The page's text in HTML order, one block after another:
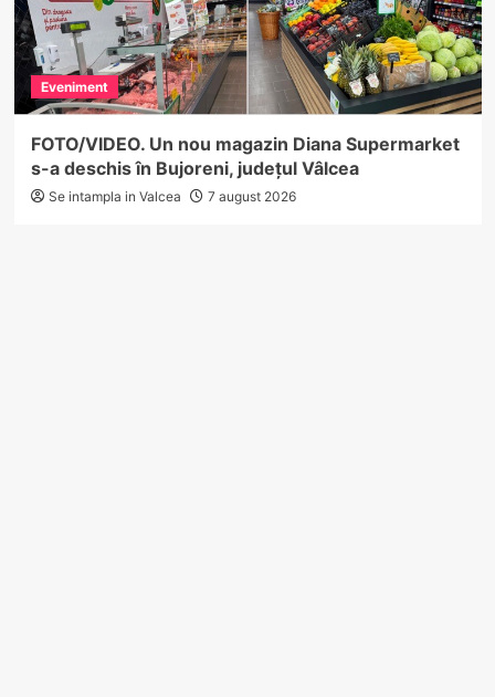
Eveniment
FOTO/VIDEO. Un nou magazin Diana Supermarket
s-a deschis în Bujoreni, județul Vâlcea
Se intampla in Valcea 7 august 2026